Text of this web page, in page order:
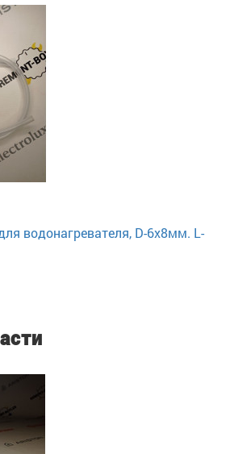
водонагревателя, D-6х8мм. L-